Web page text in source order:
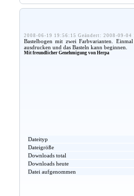
2008-06-19 19:56:15 Geändert: 2008-09-
Bastelbogen mit zwei Farbvarianten.
ausdrucken und das Basteln kann beginnen.
Mit freundlicher Genehmigung von Herpa
Dateityp
Dateigröße
Downloads total
Downloads heute
Datei aufgenommen